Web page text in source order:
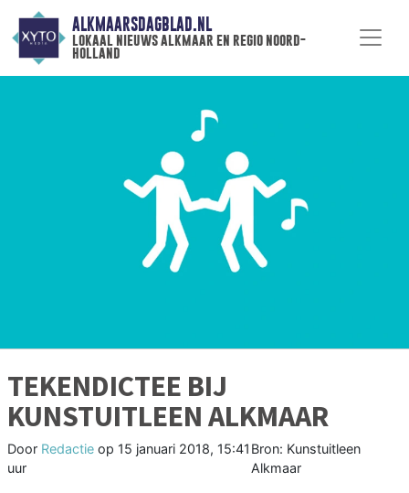
ALKMAARSDAGBLAD.NL
lokaal nieuws alkmaar en regio noord-
holland
TEKENDICTEE BIJ
KUNSTUITLEEN ALKMAAR
Door Redactie op 15 januari 2018, 15:41
uur
Bron: Kunstuitleen
Alkmaar